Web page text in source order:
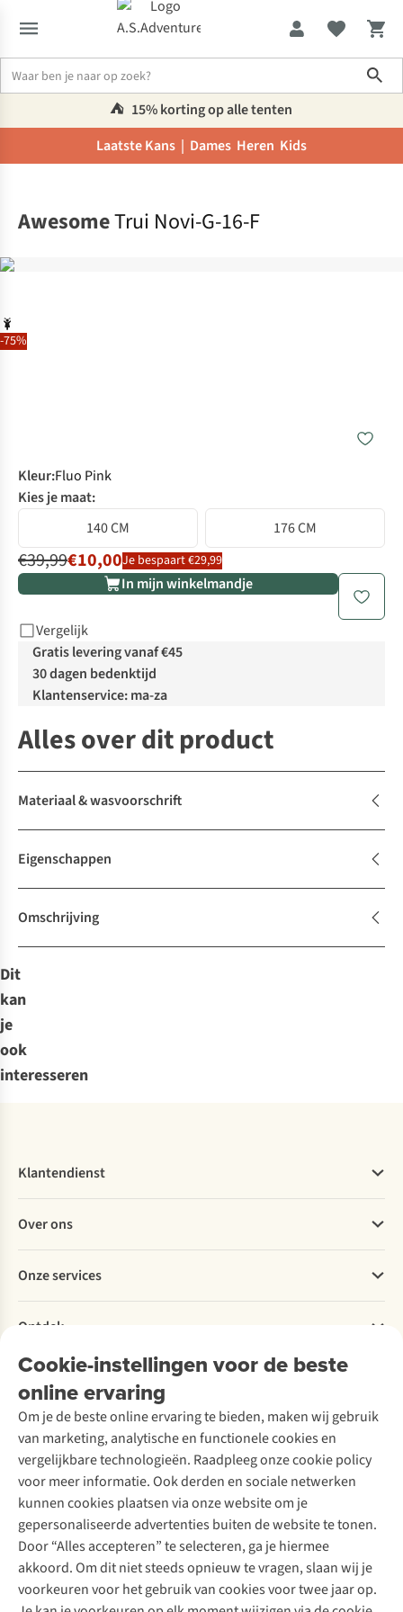
⛺️ 15% korting op alle tenten
Laatste Kans | Dames Heren Kids
-75%
AwesomeTrui Novi-G-16-F
Kleur:Fluo Pink
Kies je maat:
140 CM
176 CM
€39,99€10,00Je bespaart €29,99
In mijn winkelmandje
Vergelijk
Gratis levering vanaf €45
30 dagen bedenktijd
Klantenservice: ma-za
Alles over dit product
Materiaal & wasvoorschrift
Eigenschappen
Omschrijving
Dit
kan
je
ook
interesseren
Cookie-instellingen voor de beste
online ervaring
Om je de beste online ervaring te bieden, maken wij gebruik
van marketing, analytische en functionele cookies en
vergelijkbare technologieën. Raadpleeg onze cookie policy
voor meer informatie. Ook derden en sociale netwerken
kunnen cookies plaatsen via onze website om je
gepersonaliseerde advertenties buiten de website te tonen.
Door “Alles accepteren” te selecteren, ga je hiermee
akkoord. Om dit niet steeds opnieuw te vragen, slaan wij je
voorkeuren voor het gebruik van cookies voor twee jaar op.
Klantendienst
Bestellen
Betalen
Levering
Retourneren
Bestelling herroepen
Garantie
Contact
Over ons
Explore More
Verantwoord ondernemen
Over Ayacucho
Onze winkels
Over A.S.Adventure
Toegankelijkheidsverklaring
Onze services
Ski-onderhoud
Wasservice
Schoenonderhoud
Schoenherstelling
Kledingherstelling
Retouches
Voor bedrijven
Ontdek
A.S.Magazine
Podcast
Explore Academy
Explore Camp
Gear Check
Inspiratie & advies
Meld je aan voor de nieuwsbrief
Follow us